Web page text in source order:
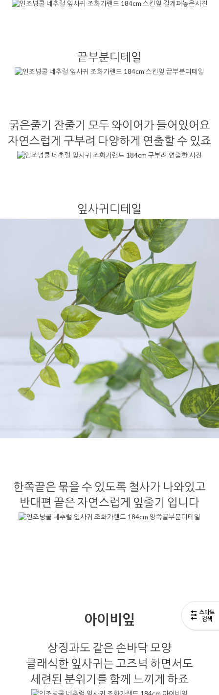
끝부분디테일
굵은줄기 잔줄기 모두 와이어가 들어있어요
자연스럽게 구부려 다양하게 연출할 수 있죠
잎사귀디테일
한쪽끝은 묶을 수 있도록 철사가 나와있고
반대편 끝은 자연스럽게 잎줄기 입니다
아이비잎
상징과도 같은 손바닥 모양
클래식한 잎사귀는 고즈넉 하면서도
세련된 분위기를 함께 느끼게 하죠